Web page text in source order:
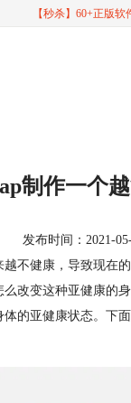
【秒杀】60+正版
制作一个
发布时间：2021-
不健康，导致现在
改变这种亚健康的
的亚健康状态。下